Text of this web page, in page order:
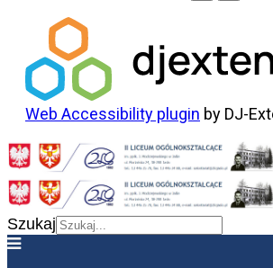
Web Accessibility plugin by DJ-
Szukaj